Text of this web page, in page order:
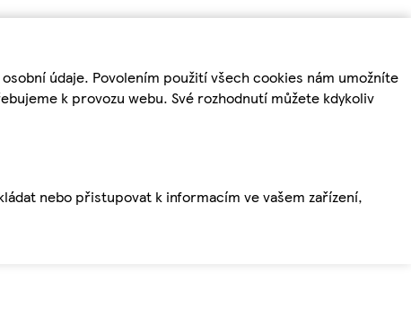
údaje. Povolením použití všech cookies nám umožníte
k provozu webu. Své rozhodnutí můžete kdykoliv
nebo přistupovat k informacím ve vašem zařízení,